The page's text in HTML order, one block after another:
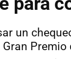
un
Gran Premio